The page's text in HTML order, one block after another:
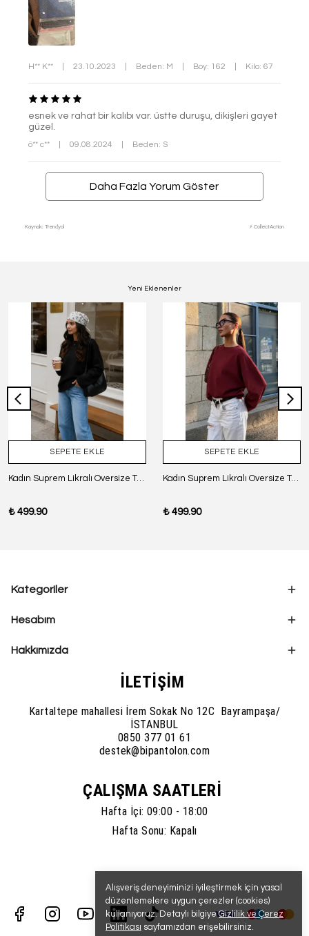
Alışveriş deneyiminizi iyileştirmek için yasal
düzenlemelere uygun çerezler (cookies)
kullanıyoruz. Detaylı bilgiyeGizlilik ve Çerez
Politikası sayfamızdan erişebilirsiniz.
H** K** 23.10.2023 Beden: M Boy: 162 Kilo: 67
esnek ve rahat bir kalıbı var. üstte duruşu, dikişleri gayet
güzel.
ö** c** 09.08.2024 Beden: S
Daha Fazla Yorum Göster
Kaynak: Trendyol ⚡ CollectAction
Yeni Eklenenler
SEPETE EKLE
Kadın Suprem Likralı Oversize T-Shirt - SİYAH
₺ 499.90
SEPETE EKLE
Kadın Suprem Likralı Oversize T-Shirt - BORDO
₺ 499.90
Kategoriler
Hesabım
Hakkımızda
İLETİŞİM
Kartaltepe mahallesi İrem Sokak No 12C Bayrampaşa/
İSTANBUL
0850 377 01 61
destek@bipantolon.com
ÇALIŞMA SAATLERİ
Hafta İçi: 09:00 - 18:00
Hafta Sonu: Kapalı